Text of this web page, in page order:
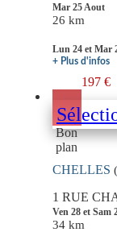
Mar 25 Aout
26 km
Lun 24 et Mar
+ Plus d'infos
197 €
Bon
plan
CHELLES
1 RUE
Ven 28 et Sam
34 km